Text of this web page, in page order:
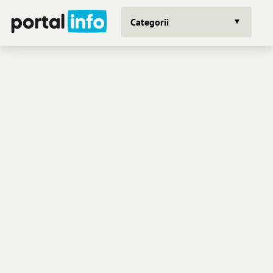
Categorii